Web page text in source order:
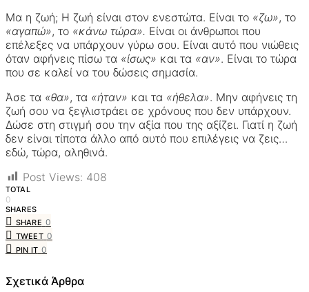
Μα η ζωή; Η ζωή είναι στον ενεστώτα. Είναι το «ζω», το
«αγαπώ», το «κάνω τώρα». Είναι οι άνθρωποι που
επέλεξες να υπάρχουν γύρω σου. Είναι αυτό που νιώθεις
όταν αφήνεις πίσω τα «ίσως» και τα «αν». Είναι το τώρα
που σε καλεί να του δώσεις σημασία.
Άσε τα «θα», τα «ήταν» και τα «ήθελα». Μην αφήνεις τη
ζωή σου να ξεγλιστράει σε χρόνους που δεν υπάρχουν.
Δώσε στη στιγμή σου την αξία που της αξίζει. Γιατί η ζωή
δεν είναι τίποτα άλλο από αυτό που επιλέγεις να ζεις…
εδώ, τώρα, αληθινά.
Post Views: 408
TOTAL
0
SHARES
SHARE 0
TWEET 0
PIN IT 0
Σχετικά Άρθρα